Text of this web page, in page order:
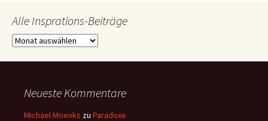
Alle Insprations-Beiträge
Alle
Beiträge
Neueste Kommentare
Michael Moenks zu Paradoxe